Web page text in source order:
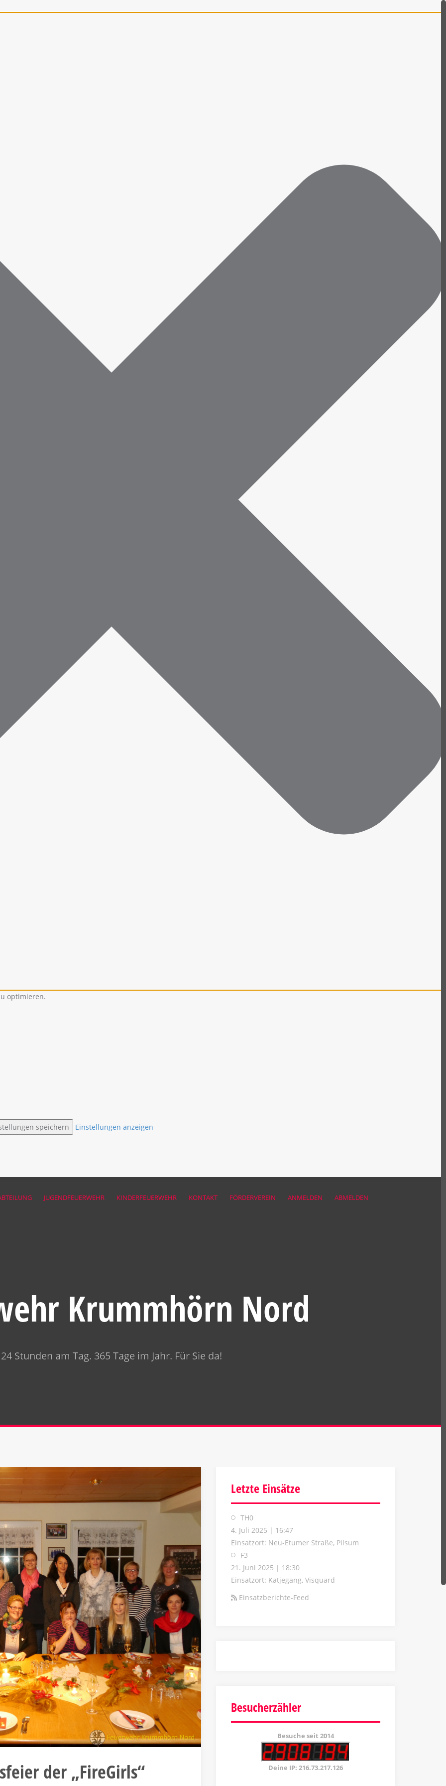
optimieren.
speichern
Einstellungen anzeigen
JUGENDFEUERWEHR KINDERFEUERWEHR KONTAKT FÖRDERVEREIN ANMELDEN ABMELDEN
Krummhörn Nord
24 Stunden am Tag. 365 Tage im Jahr. Für Sie da!
der „FireGirls“
Letzte Einsätze
TH0
4. Juli 2025 | 16:47
Einsatzort: Neu-Etumer Straße, Pilsum
F3
21. Juni 2025 | 18:30
Einsatzort: Katjegang, Visquard
Einsatzberichte-Feed
Besucherzähler
Besuche seit 2014
Deine IP: 216.73.217.126